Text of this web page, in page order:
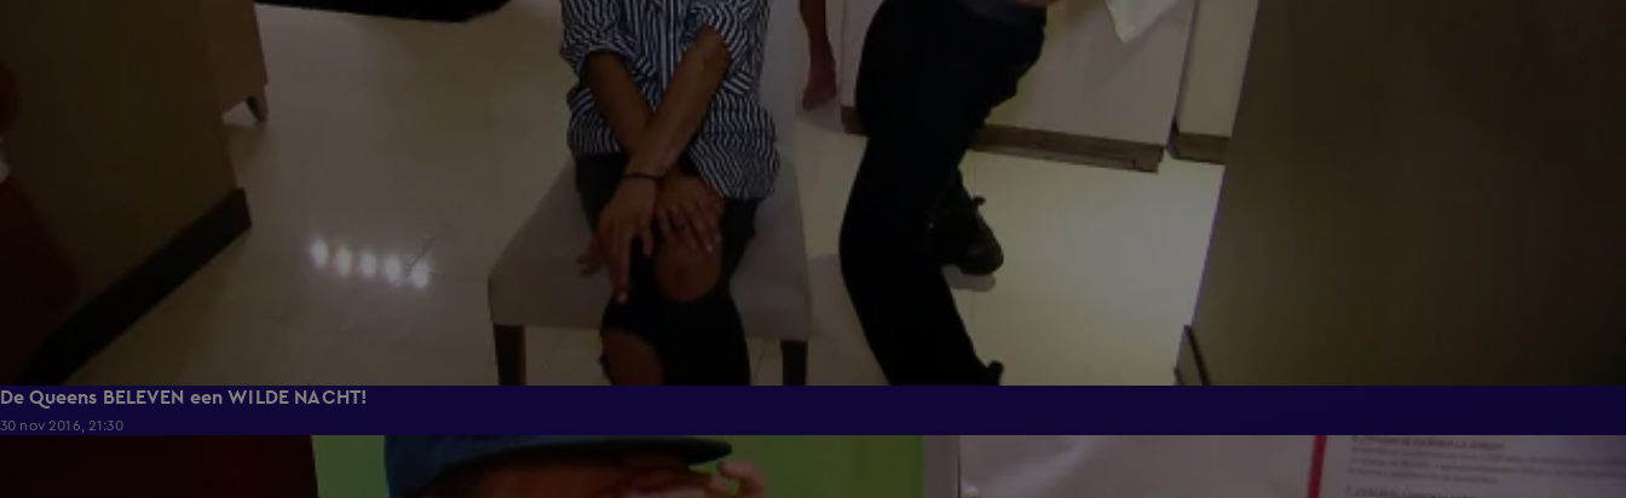
De Queens BELEVEN een WILDE NACHT!
30 nov 2016, 21:30